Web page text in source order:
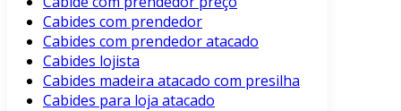
Cabides com prendedor
Cabides com prendedor atacado
Cabides lojista
Cabides madeira atacado com presilha
Cabides para loja atacado